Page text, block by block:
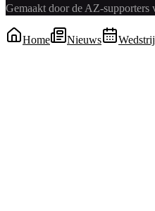
Gemaakt door de AZ-supporters
Home Nieuws